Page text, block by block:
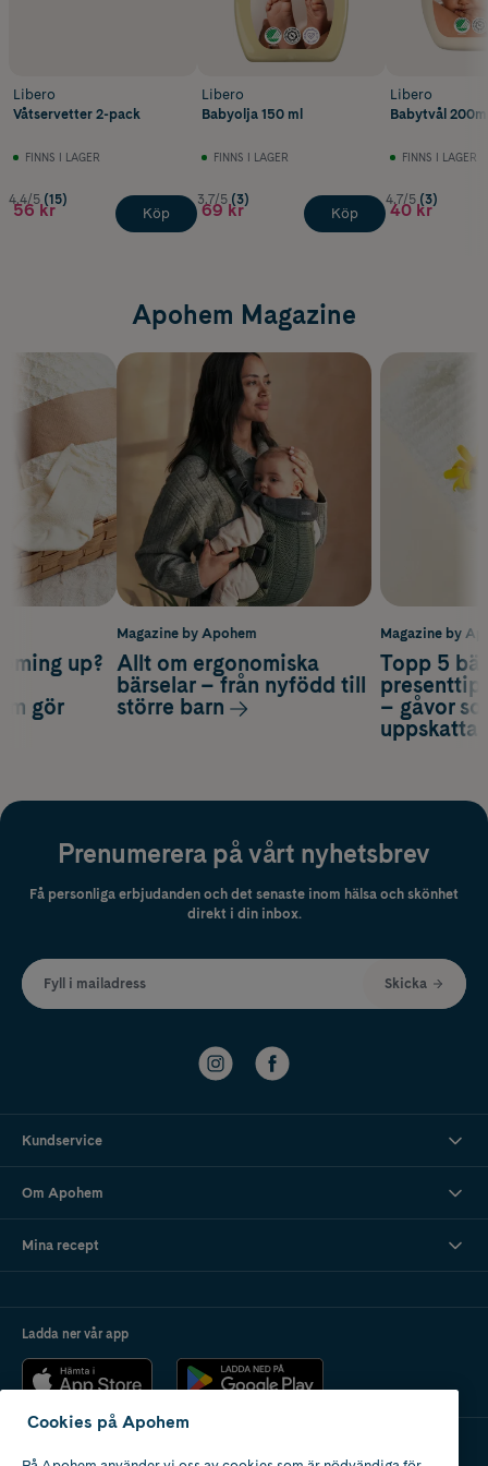
Libero
Våtservetter 2-pack
FINNS I LAGER
4.4/5 (15)
56 kr Köp
Libero
Babyolja 150 ml
FINNS I LAGER
3.7/5 (3)
69 kr Köp
Libero
Babytvål
FINNS I LAGER
4.7/5 (3)
40 kr
Apohem Magazine
Magazine by
Topp 5
– gåvor
up?
gör
Magazine by Apohem
Allt om ergonomiska
bärselar – från nyfödd till
större barn
Prenumerera på vårt nyhetsbrev
Få personliga erbjudanden och det senaste inom hälsa och skönhet
direkt i din inbox.
Fyll i mailadress Skicka
Kundservice
Om Apohem
Mina recept
Ladda ner vår app
Cookies på Apohem